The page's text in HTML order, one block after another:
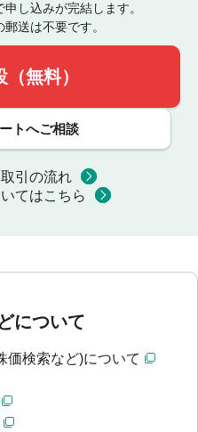
し込みが完結します。
送は不要です。
無料）
トへご相談
引の流れ
てはこちら
について
価検索など)について